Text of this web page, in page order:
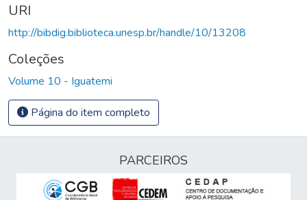
URI
http://bibdig.biblioteca.unesp.br/handle/10/13208
Coleções
Volume 10 - Iguatemi
Página do item completo
PARCEIROS